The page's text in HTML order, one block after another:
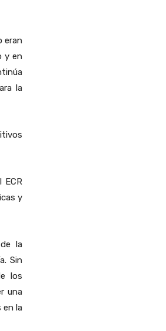
eran
y en
la
ECR
y
la
Sin
los
una
en la